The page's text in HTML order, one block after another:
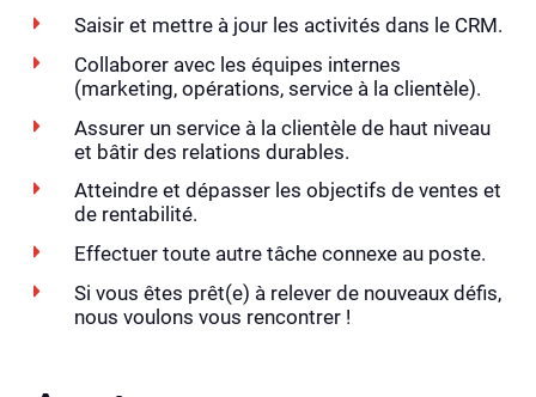
Saisir et mettre à jour les activités dans le CRM.
Collaborer avec les équipes internes
(marketing, opérations, service à la clientèle).
Assurer un service à la clientèle de haut niveau
et bâtir des relations durables.
Atteindre et dépasser les objectifs de ventes et
de rentabilité.
Effectuer toute autre tâche connexe au poste.
Si vous êtes prêt(e) à relever de nouveaux défis,
nous voulons vous rencontrer !